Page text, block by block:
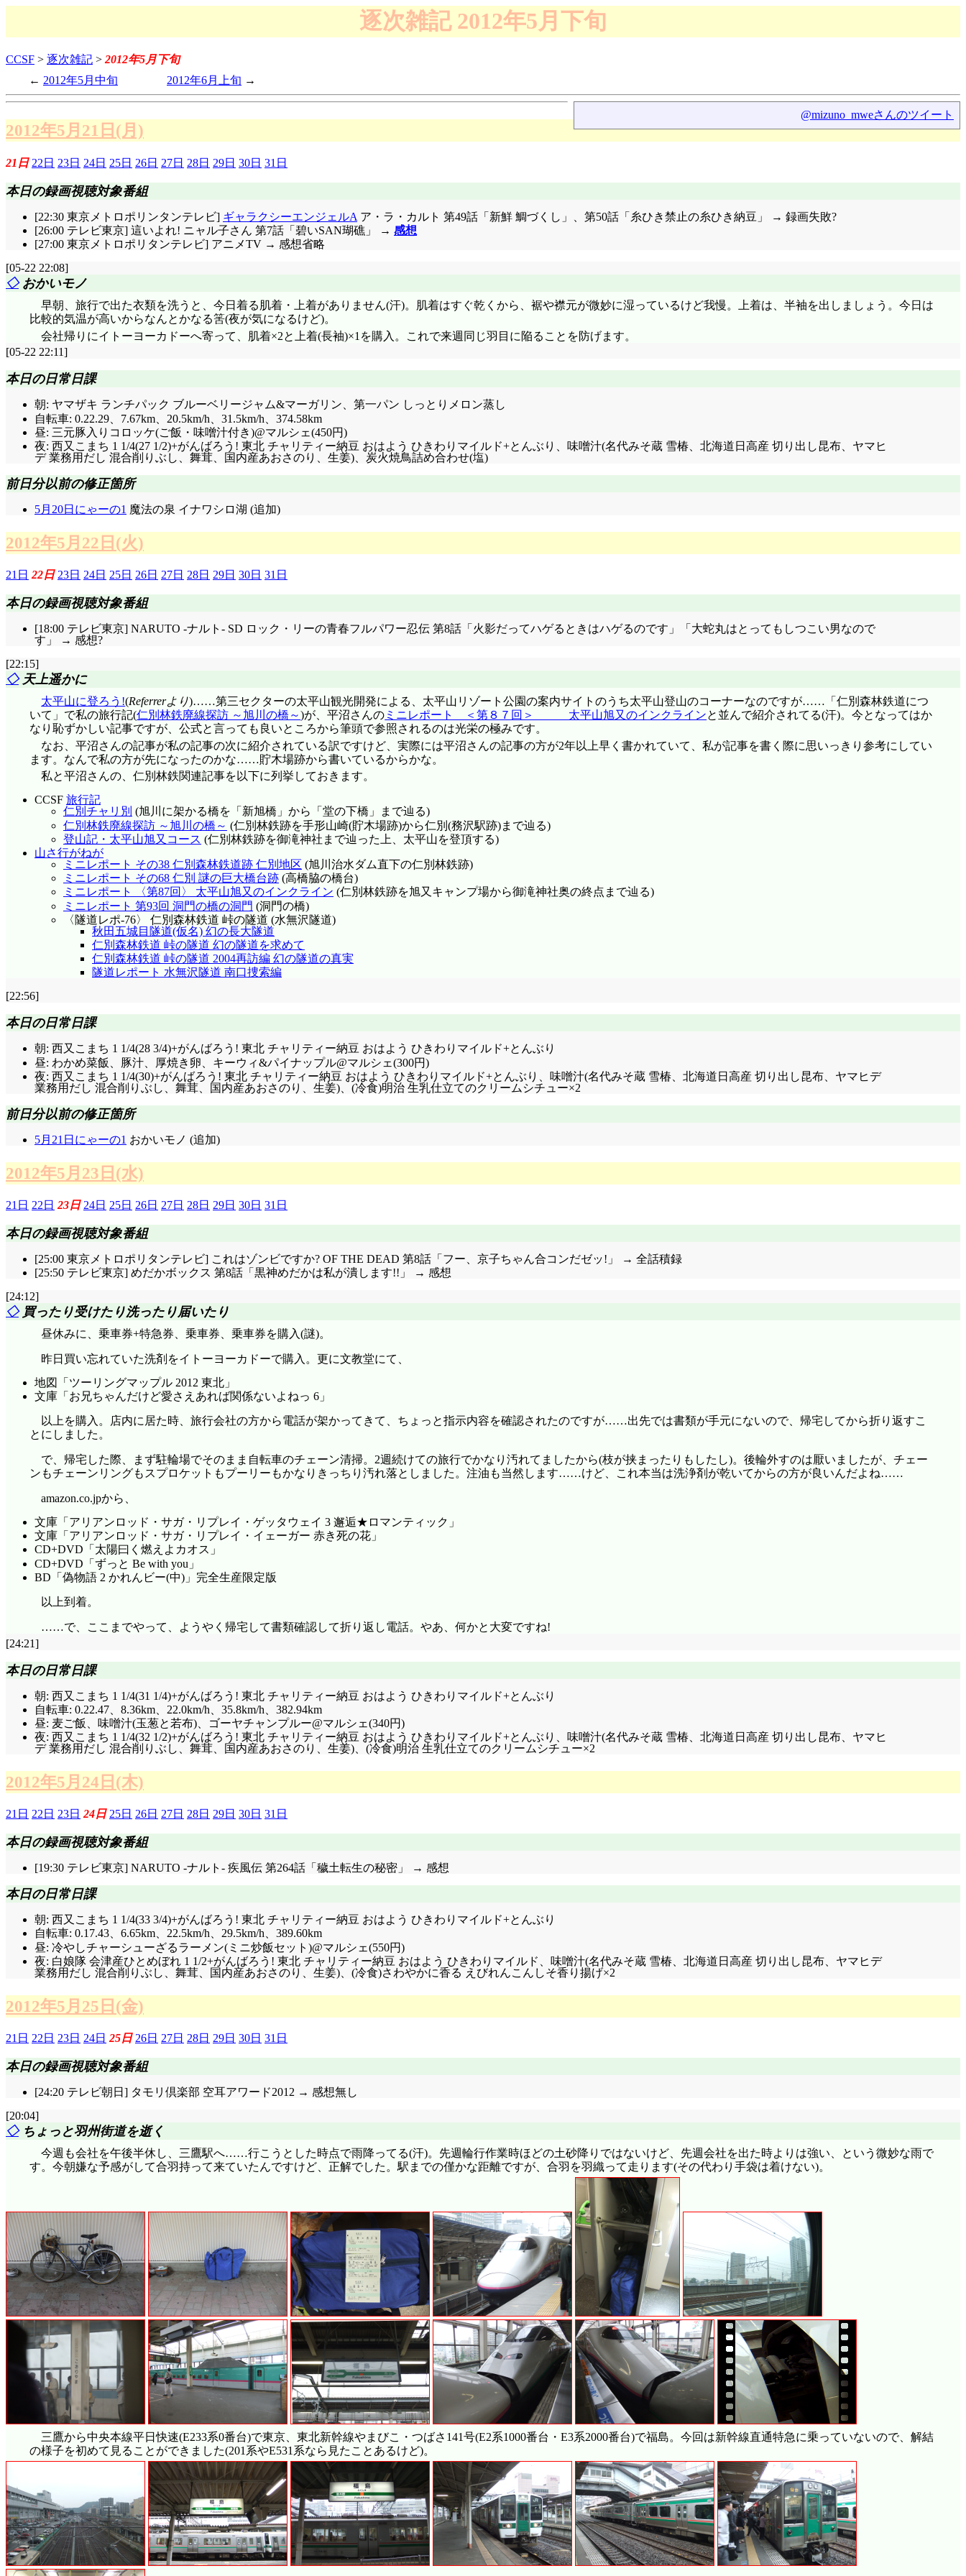
逐次雑記 2012年5月下旬
CCSF > 逐次雑記 >2012年5月下旬
2012年5月中旬
2012年6月上旬
@mizuno_mweさんのツイート
2012年5月21日(月)
21日 22日 23日 24日 25日 26日 27日 28日 29日 30日 31日
本日の録画視聴対象番組
[22:30 東京メトロポリンタンテレビ] ギャラクシーエンジェルA ア・ラ・カルト 第49話「新鮮 鯛づくし」、第50話「糸ひき禁止の糸ひき納豆」 → 録画失敗?
[26:00 テレビ東京] 這いよれ! ニャル子さん 第7話「碧いSAN瑚礁」 → 感想
[27:00 東京メトロポリタンテレビ] アニメTV → 感想省略
[05-22 22:08]
◇おかいモノ
早朝、旅行で出た衣類を洗うと、今日着る肌着・上着がありません(汗)。肌着はすぐ乾くから、裾や襟元が微妙に湿っているけど我慢。上着は、半袖を出しましょう。今日は
比較的気温が高いからなんとかなる筈(夜が気になるけど)。
会社帰りにイトーヨーカドーへ寄って、肌着×2と上着(長袖)×1を購入。これで来週同じ羽目に陥ることを防げます。
[05-22 22:11]
本日の日常日課
朝: ヤマザキ ランチパック ブルーベリージャム&マーガリン、第一パン しっとりメロン蒸し
自転車: 0.22.29、7.67km、20.5km/h、31.5km/h、374.58km
昼: 三元豚入りコロッケ(ご飯・味噌汁付き)@マルシェ(450円)
夜: 西又こまち 1 1/4(27 1/2)+がんばろう! 東北 チャリティー納豆 おはよう ひきわりマイルド+とんぶり、味噌汁(名代みそ蔵 雪椿、北海道日高産 切り出し昆布、ヤマヒ
デ 業務用だし 混合削りぶし、舞茸、国内産あおさのり、生姜)、炭火焼鳥詰め合わせ(塩)
前日分以前の修正箇所
5月20日にゃーの1 魔法の泉 イナワシロ湖 (追加)
2012年5月22日(火)
21日 22日 23日 24日 25日 26日 27日 28日 29日 30日 31日
本日の録画視聴対象番組
[18:00 テレビ東京] NARUTO -ナルト- SD ロック・リーの青春フルパワー忍伝 第8話「火影だってハゲるときはハゲるのです」「大蛇丸はとってもしつこい男なので
す」 → 感想?
[22:15]
◇天上遥かに
太平山に登ろう!(Referrerより)……第三セクターの太平山観光開発による、太平山リゾート公園の案内サイトのうち太平山登山のコーナーなのですが……「仁別森林鉄道につ
いて」で私の旅行記(仁別林鉄廃線探訪 ～旭川の橋～)が、平沼さんの ミニレポート ＜第８７回＞ 太平山旭又のインクラインと並んで紹介されてる(汗)。今となってはか
なり恥ずかしい記事ですが、公式と言っても良いところから筆頭で参照されるのは光栄の極みです。
なお、平沼さんの記事が私の記事の次に紹介されている訳ですけど、実際には平沼さんの記事の方が2年以上早く書かれていて、私が記事を書く際に思いっきり参考にしてい
ます。なんで私の方が先になったのかな……貯木場跡から書いているからかな。
私と平沼さんの、仁別林鉄関連記事を以下に列挙しておきます。
CCSF 旅行記
仁別チャリ別 (旭川に架かる橋を「新旭橋」から「堂の下橋」まで辿る)
仁別林鉄廃線探訪 ～旭川の橋～ (仁別林鉄跡を手形山崎(貯木場跡)から仁別(務沢駅跡)まで辿る)
登山記・太平山旭又コース (仁別林鉄跡を御滝神社まで辿った上、太平山を登頂する)
山さ行がねが
ミニレポート その38 仁別森林鉄道跡 仁別地区 (旭川治水ダム直下の仁別林鉄跡)
ミニレポート その68 仁別 謎の巨大橋台跡 (高橋脇の橋台)
ミニレポート 〈第87回〉 太平山旭又のインクライン (仁別林鉄跡を旭又キャンプ場から御滝神社奥の終点まで辿る)
ミニレポート 第93回 洞門の橋の洞門 (洞門の橋)
〈隧道レポ-76〉 仁別森林鉄道 峠の隧道 (水無沢隧道)
秋田五城目隧道(仮名) 幻の長大隧道
仁別森林鉄道 峠の隧道 幻の隧道を求めて
仁別森林鉄道 峠の隧道 2004再訪編 幻の隧道の真実
隧道レポート 水無沢隧道 南口捜索編
[22:56]
本日の日常日課
朝: 西又こまち 1 1/4(28 3/4)+がんばろう! 東北 チャリティー納豆 おはよう ひきわりマイルド+とんぶり
昼: わかめ菜飯、豚汁、厚焼き卵、キーウィ&パイナップル@マルシェ(300円)
夜: 西又こまち 1 1/4(30)+がんばろう! 東北 チャリティー納豆 おはよう ひきわりマイルド+とんぶり、味噌汁(名代みそ蔵 雪椿、北海道日高産 切り出し昆布、ヤマヒデ
業務用だし 混合削りぶし、舞茸、国内産あおさのり、生姜)、(冷食)明治 生乳仕立てのクリームシチュー×2
前日分以前の修正箇所
5月21日にゃーの1 おかいモノ (追加)
2012年5月23日(水)
21日 22日 23日 24日 25日 26日 27日 28日 29日 30日 31日
本日の録画視聴対象番組
[25:00 東京メトロポリタンテレビ] これはゾンビですか? OF THE DEAD 第8話「フー、京子ちゃん合コンだゼッ!」 → 全話積録
[25:50 テレビ東京] めだかボックス 第8話「黒神めだかは私が潰します!!」 → 感想
[24:12]
◇買ったり受けたり洗ったり届いたり
昼休みに、乗車券+特急券、乗車券、乗車券を購入(謎)。
昨日買い忘れていた洗剤をイトーヨーカドーで購入。更に文教堂にて、
地図「ツーリングマップル 2012 東北」
文庫「お兄ちゃんだけど愛さえあれば関係ないよねっ 6」
以上を購入。店内に居た時、旅行会社の方から電話が架かってきて、ちょっと指示内容を確認されたのですが……出先では書類が手元にないので、帰宅してから折り返すこ
とにしました。
で、帰宅した際、まず駐輪場でそのまま自転車のチェーン清掃。2週続けての旅行でかなり汚れてましたから(枝が挟まったりもしたし)。後輪外すのは厭いましたが、チェー
ンもチェーンリングもスプロケットもプーリーもかなりきっちり汚れ落としました。注油も当然します……けど、これ本当は洗浄剤が乾いてからの方が良いんだよね……
amazon.co.jpから、
文庫「アリアンロッド・サガ・リプレイ・ゲッタウェイ 3 邂逅★ロマンティック」
文庫「アリアンロッド・サガ・リプレイ・イェーガー 赤き死の花」
CD+DVD「太陽曰く燃えよカオス」
CD+DVD「ずっと Be with you」
BD「偽物語 2 かれんビー(中)」完全生産限定版
以上到着。
……で、ここまでやって、ようやく帰宅して書類確認して折り返し電話。やあ、何かと大変ですね!
[24:21]
本日の日常日課
朝: 西又こまち 1 1/4(31 1/4)+がんばろう! 東北 チャリティー納豆 おはよう ひきわりマイルド+とんぶり
自転車: 0.22.47、8.36km、22.0km/h、35.8km/h、382.94km
昼: 麦ご飯、味噌汁(玉葱と若布)、ゴーヤチャンプルー@マルシェ(340円)
夜: 西又こまち 1 1/4(32 1/2)+がんばろう! 東北 チャリティー納豆 おはよう ひきわりマイルド+とんぶり、味噌汁(名代みそ蔵 雪椿、北海道日高産 切り出し昆布、ヤマヒ
デ 業務用だし 混合削りぶし、舞茸、国内産あおさのり、生姜)、(冷食)明治 生乳仕立てのクリームシチュー×2
2012年5月24日(木)
21日 22日 23日 24日 25日 26日 27日 28日 29日 30日 31日
本日の録画視聴対象番組
[19:30 テレビ東京] NARUTO -ナルト- 疾風伝 第264話「穢土転生の秘密」 → 感想
本日の日常日課
朝: 西又こまち 1 1/4(33 3/4)+がんばろう! 東北 チャリティー納豆 おはよう ひきわりマイルド+とんぶり
自転車: 0.17.43、6.65km、22.5km/h、29.5km/h、389.60km
昼: 冷やしチャーシューざるラーメン(ミニ炒飯セット)@マルシェ(550円)
夜: 白娘隊 会津産ひとめぼれ 1 1/2+がんばろう! 東北 チャリティー納豆 おはよう ひきわりマイルド、味噌汁(名代みそ蔵 雪椿、北海道日高産 切り出し昆布、ヤマヒデ
業務用だし 混合削りぶし、舞茸、国内産あおさのり、生姜)、(冷食)さわやかに香る えびれんこんしそ香り揚げ×2
2012年5月25日(金)
21日 22日 23日 24日 25日 26日 27日 28日 29日 30日 31日
本日の録画視聴対象番組
[24:20 テレビ朝日] タモリ倶楽部 空耳アワード2012 → 感想無し
[20:04]
◇ちょっと羽州街道を逝く
今週も会社を午後半休し、三鷹駅へ……行こうとした時点で雨降ってる(汗)。先週輪行作業時ほどの土砂降りではないけど、先週会社を出た時よりは強い、という微妙な雨で
す。今朝嫌な予感がして合羽持って来ていたんですけど、正解でした。駅までの僅かな距離ですが、合羽を羽織って走ります(その代わり手袋は着けない)。
三鷹から中央本線平日快速(E233系0番台)で東京、東北新幹線やまびこ・つばさ141号(E2系1000番台・E3系2000番台)で福島。今回は新幹線直通特急に乗っていないので、解結
の様子を初めて見ることができました(201系やE531系なら見たことあるけど)。